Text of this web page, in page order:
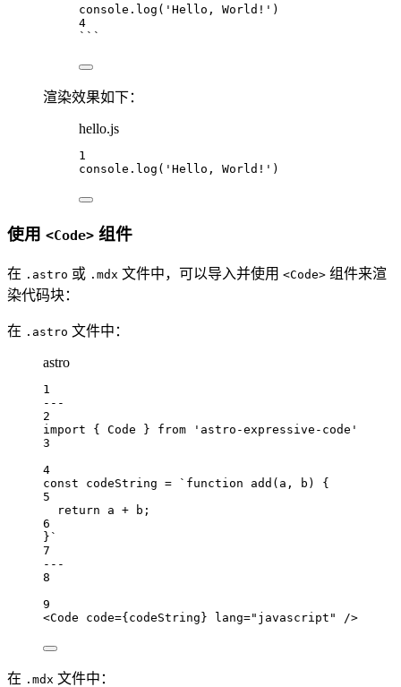
console . log ( 'Hello, World!' )
4
```
渲染效果如下：
hello.js
1
console . log ( 'Hello, World!' )
使用 <Code> 组件
在 .astro 或 .mdx 文件中，可以导入并使用 <Code> 组件来渲
染代码块：
在 .astro 文件中：
astro
1
---
2
import { Code } from
'astro-expressive-code'
3
4
const
codeString =
`function add(a, b) {
5
return a + b;
6
}`
7
---
8
9
<Code code={ codeString } lang="javascript" />
在 .mdx 文件中：